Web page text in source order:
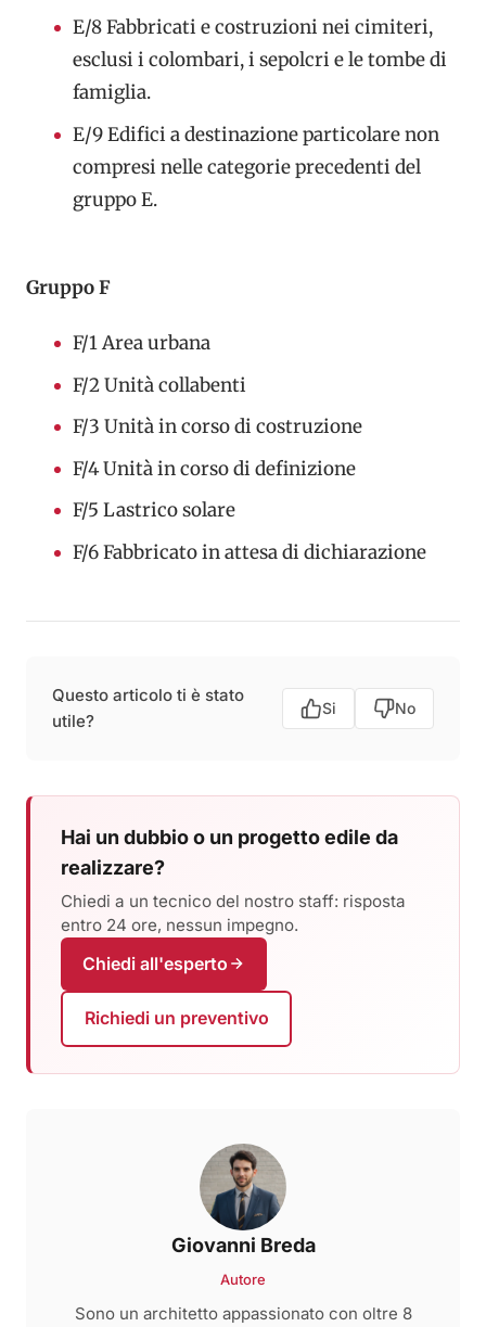
E/8 Fabbricati e costruzioni nei cimiteri,
esclusi i colombari, i sepolcri e le tombe di
famiglia.
E/9 Edifici a destinazione particolare non
compresi nelle categorie precedenti del
gruppo E.
Gruppo F
F/1 Area urbana
F/2 Unità collabenti
F/3 Unità in corso di costruzione
F/4 Unità in corso di definizione
F/5 Lastrico solare
F/6 Fabbricato in attesa di dichiarazione
Questo articolo ti è stato
utile?
Si No
Hai un dubbio o un progetto edile da
realizzare?
Chiedi a un tecnico del nostro staff: risposta
entro 24 ore, nessun impegno.
Chiedi all'esperto
Richiedi un preventivo
Giovanni Breda
Autore
Sono un architetto appassionato con oltre 8